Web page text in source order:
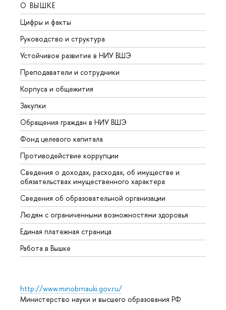
О ВЫШКЕ
Цифры и факты
Руководство и структура
Устойчивое развитие в НИУ ВШЭ
Преподаватели и сотрудники
Корпуса и общежития
Закупки
Обращения граждан в НИУ ВШЭ
Фонд целевого капитала
Противодействие коррупции
Сведения о доходах, расходах, об имуществе и
обязательствах имущественного характера
Сведения об образовательной организации
Людям с ограниченными возможностями здоровья
Единая платежная страница
Работа в Вышке
http://www.minobrnauki.gov.ru/
Министерство науки и высшего образования РФ